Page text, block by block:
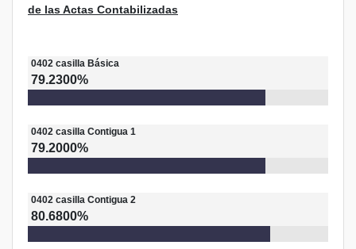
de las Actas Contabilizadas
0402 casilla Básica
79.2300%
0402 casilla Contigua 1
79.2000%
0402 casilla Contigua 2
80.6800%